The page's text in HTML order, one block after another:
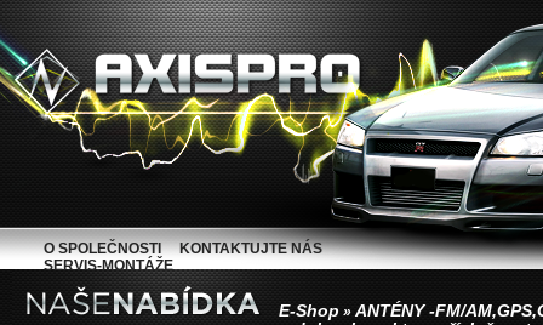
E-Shop » ANTÉNY -FM/
O SPOLEČNOSTI
KONTAKTUJTE NÁS
SERVIS-MONTÁŽE